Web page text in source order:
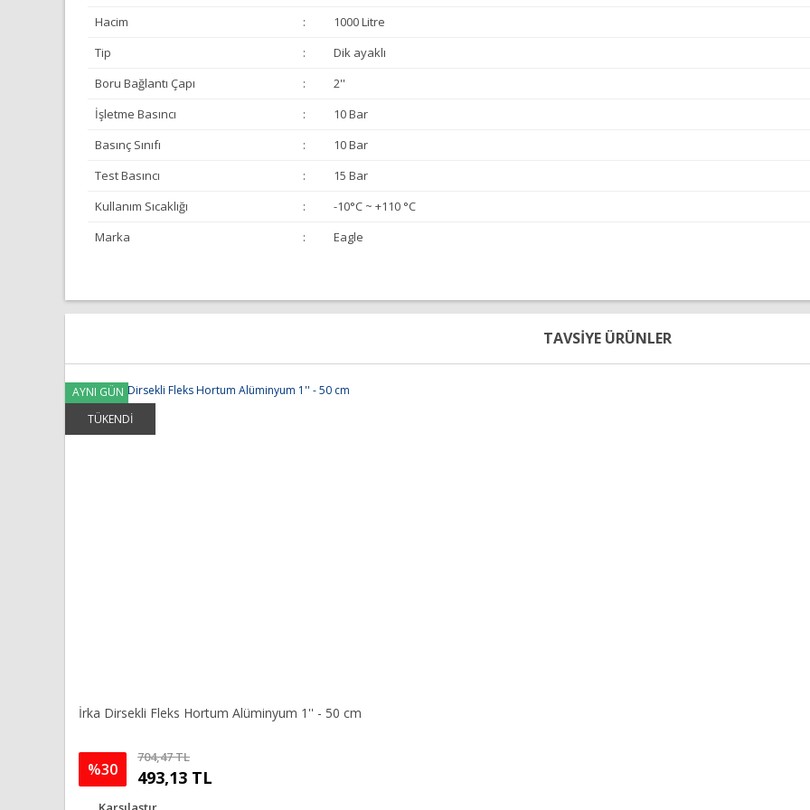
Hacim :
1000 Litre
Tip
:
Dik ayaklı
Boru Bağlantı Çapı
:
2''
İşletme Basıncı
:
10 Bar
Basınç Sınıfı
:
10 Bar
Test Basıncı
:
15 Bar
Kullanım Sıcaklığı
:
-10°C ~ +110 °C
Marka
: Eagle
Bu ürünün fiyat bilgisi, resim, ürün açıklamalarında ve diğer konularda yetersiz gördüğünüz noktaları öneri formunu kullanarak
Görüş ve önerileriniz için teşekkür ederiz.
Ürün resmi kalitesiz, bozuk veya görüntülenemiyor.
Ürün açıklamasında eksik bilgiler bulunuyor.
Ürün bilgilerinde hatalar bulunuyor.
Ürün fiyatı diğer sitelerden daha pahalı.
TAVSİYE ÜRÜNLER
TÜKENDİ
AYNI GÜN
KARGO
İrka Dirsekli Fleks Hortum Alüminyum 1'' - 50 cm
%30
704,47 TL
493,13 TL